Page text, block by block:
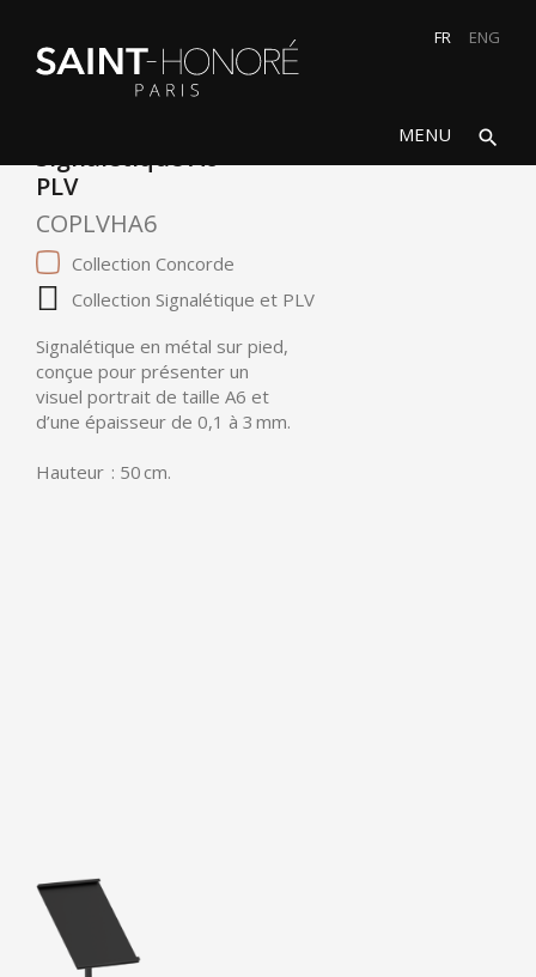
FR ENG
MENU search
Signalétique A6
PLV
COPLVHA6
Collection Concorde
Collection Signalétique et PLV
Signalétique en métal sur pied,
conçue pour présenter un
visuel portrait de taille A6 et
d’une épaisseur de 0,1 à 3 mm.
Hauteur : 50 cm.